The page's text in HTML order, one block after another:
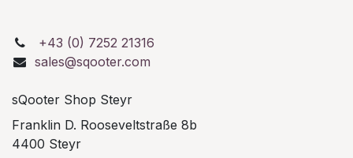
+43 (0) 7252 21316
sales@sqooter.com
sQooter Shop Steyr
Franklin D. Rooseveltstraße 8b
4400 Steyr